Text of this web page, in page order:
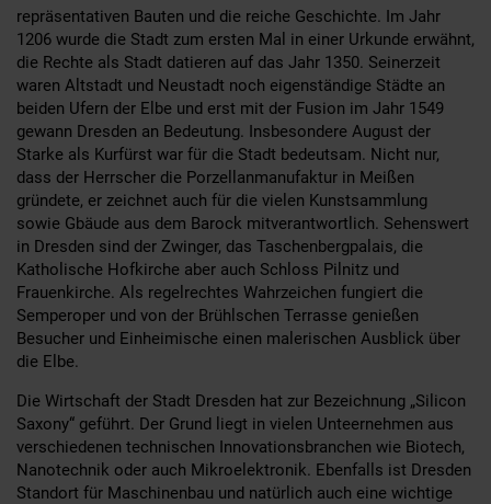
repräsentativen Bauten und die reiche Geschichte. Im Jahr
1206 wurde die Stadt zum ersten Mal in einer Urkunde erwähnt,
die Rechte als Stadt datieren auf das Jahr 1350. Seinerzeit
waren Altstadt und Neustadt noch eigenständige Städte an
beiden Ufern der Elbe und erst mit der Fusion im Jahr 1549
gewann Dresden an Bedeutung. Insbesondere August der
Starke als Kurfürst war für die Stadt bedeutsam. Nicht nur,
dass der Herrscher die Porzellanmanufaktur in Meißen
gründete, er zeichnet auch für die vielen Kunstsammlung
sowie Gbäude aus dem Barock mitverantwortlich. Sehenswert
in Dresden sind der Zwinger, das Taschenbergpalais, die
Katholische Hofkirche aber auch Schloss Pilnitz und
Frauenkirche. Als regelrechtes Wahrzeichen fungiert die
Semperoper und von der Brühlschen Terrasse genießen
Besucher und Einheimische einen malerischen Ausblick über
die Elbe.
Die Wirtschaft der Stadt Dresden hat zur Bezeichnung „Silicon
Saxony“ geführt. Der Grund liegt in vielen Unteernehmen aus
verschiedenen technischen Innovationsbranchen wie Biotech,
Nanotechnik oder auch Mikroelektronik. Ebenfalls ist Dresden
Standort für Maschinenbau und natürlich auch eine wichtige